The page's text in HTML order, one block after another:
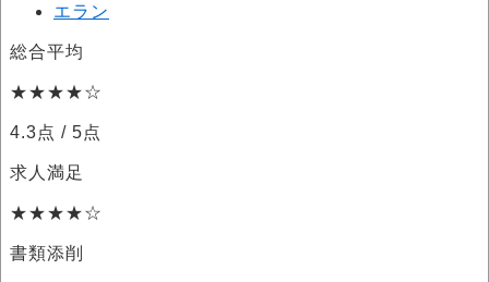
エラン
総合平均
★★★★☆
4.3点 / 5点
求人満足
★★★★☆
書類添削